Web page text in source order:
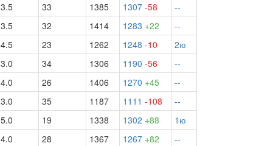
3.5 33 1385 1307 -58
--
3.5 32 1414 1283 +22
--
4.5 23 1262 1248 -10
2ю
3.0 34 1306 1190 -56
--
4.0 26 1406 1270 +45
--
3.0 35 1187 1111 -108
--
5.0 19 1338 1302 +88
1ю
4.0 28 1367 1267 +82
--